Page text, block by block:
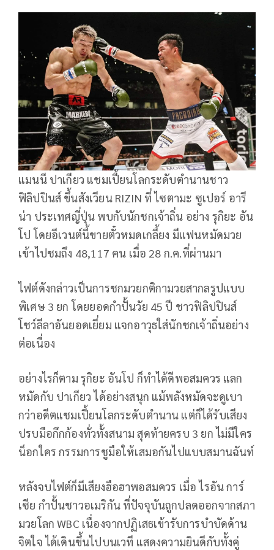
แมนนี ปาเกียว แชมเปี้ยนโลกระดับตำนานชาว
ฟิลิปปินส์ ขึ้นสังเวียน RIZIN ที่ ไซตามะ ซูเปอร์ อารี
น่า ประเทศญี่ปุ่น พบกับนักชกเจ้าถิ่น อย่าง รุกิยะ อัน
โป โดยอีเวนต์นี้ขายตั๋วหมดเกลี้ยง มีแฟนหมัดมวย
เข้าไปชมถึง 48,117 คน เมื่อ 28 ก.ค.ที่ผ่านมา
ไฟต์ดังกล่าวเป็นการชกมวยกติกามวยสากลรูปแบบ
พิเศษ 3 ยก โดยยอดกำปั้นวัย 45 ปี ชาวฟิลิปปินส์
โชว์ลีลาอันยอดเยี่ยม แจกอาวุธใส่นักชกเจ้าถิ่นอย่าง
ต่อเนื่อง
อย่างไรก็ตาม รุกิยะ อันโป ก็ทำได้ดีพอสมควร แลก
หมัดกับ ปาเกียว ได้อย่างสนุก แม้พลังหมัดจะดูเบา
กว่าอดีตแชมเปี้ยนโลกระดับตำนาน แต่ก็ได้รับเสียง
ปรบมือกึกก้องทั่วทั้งสนาม สุดท้ายครบ 3 ยก ไม่มีใคร
น็อกใคร กรรมการชูมือให้เสมอกันไปแบบสมานฉันท์
หลังจบไฟต์ก็มีเสียงฮือฮาพอสมควร เมื่อ ไรอัน การ์
เซีย กำปั้นชาวอเมริกัน ที่ปัจจุบันถูกปลดออกจากสภา
มวยโลก WBC เนื่องจากปฏิเสธเข้ารับการบำบัดด้าน
จิตใจ ได้เดินขึ้นไปบนเวที แสดงความยินดีกับทั้งคู่